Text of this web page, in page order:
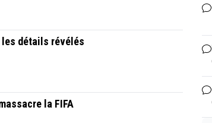
les détails révélés
la FIFA